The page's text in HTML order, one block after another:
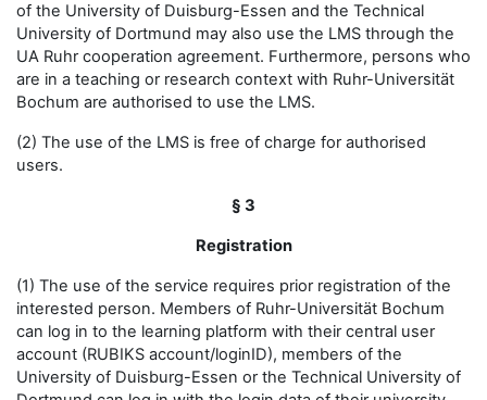
of the University of Duisburg-Essen and the Technical
University of Dortmund may also use the LMS through the
UA Ruhr cooperation agreement. Furthermore, persons who
are in a teaching or research context with Ruhr-Universität
Bochum are authorised to use the LMS.
(2) The use of the LMS is free of charge for authorised
users.
§ 3
Registration
(1) The use of the service requires prior registration of the
interested person. Members of Ruhr-Universität Bochum
can log in to the learning platform with their central user
account (RUBIKS account/loginID), members of the
University of Duisburg-Essen or the Technical University of